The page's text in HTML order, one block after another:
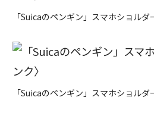
「Suicaのペンギン」スマホショルダ
「Suicaのペンギン」スマホショルダ